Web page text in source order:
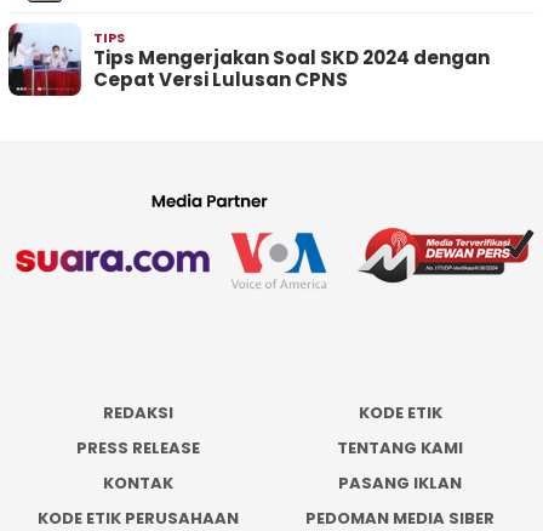
TIPS
Tips Mengerjakan Soal SKD 2024 dengan
Cepat Versi Lulusan CPNS
REDAKSI
KODE ETIK
PRESS RELEASE
TENTANG KAMI
KONTAK
PASANG IKLAN
KODE ETIK PERUSAHAAN
PEDOMAN MEDIA SIBER